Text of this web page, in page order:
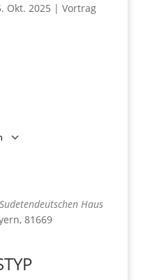
Okt. 2025 | Vortrag
Haus
81669